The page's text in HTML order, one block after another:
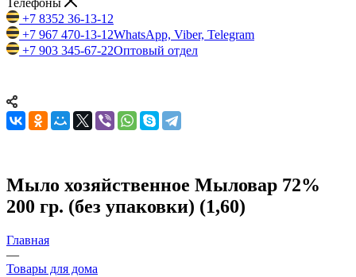
Телефоны
+7 8352 36-13-12
+7 967 470-13-12WhatsApp, Viber, Telegram
+7 903 345-67-22Оптовый отдел
Мыло хозяйственное Мыловар 72%
200 гр. (без упаковки) (1,60)
Главная
—
Товары для дома